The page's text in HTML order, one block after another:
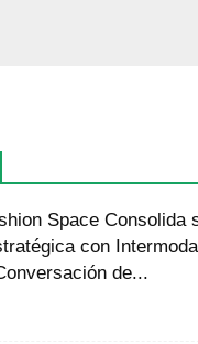
Space Consolida
con
de...